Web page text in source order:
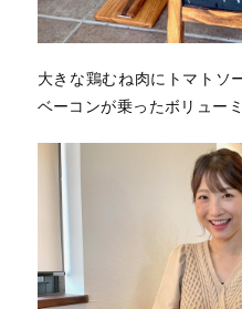
大きな鶏むね肉にトマトソ
ベーコンが乗ったボリュー